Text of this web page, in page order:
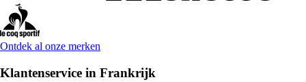
Ontdek al onze merken
Klantenservice in Frankrijk